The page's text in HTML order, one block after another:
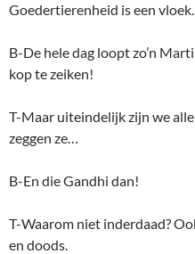
Goedertierenheid is een vloek.
B-De hele dag loopt zo’n
kop te zeiken!
T-Maar uiteindelijk zijn we
zeggen ze…
B-En die Gandhi dan!
T-Waarom niet inderdaad?
en doods.